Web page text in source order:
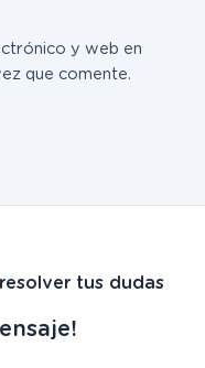
y web en
que comente.
tus dudas